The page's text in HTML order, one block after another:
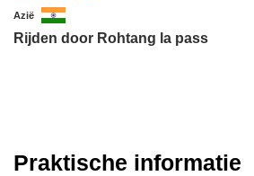
Azië
Rijden door Rohtang la pass
Praktische informatie